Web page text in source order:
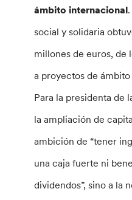
ámbito internacional
social y solidaria
millones de euros, de
a proyectos de ámbito
Para la presidenta de
la ampliación de
ambición de “tener
una caja fuerte ni
dividendos”, sino a la